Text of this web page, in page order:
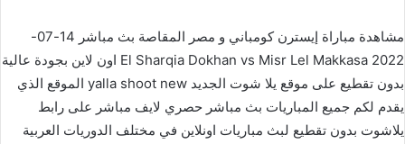
مشاهدة مباراة إيسترن كومباني و مصر المقاصة بث مباشر 14-07-
2022 El Sharqia Dokhan vs Misr Lel Makkasa اون لاين بجودة عالية
بدون تقطيع على موقع يلا شوت الجديد yalla shoot new الموقع الذي
يقدم لكم جميع المباريات بث مباشر حصري لايف مباشر على رابط
يلاشوت بدون تقطيع لبث مباريات اونلاين في مختلف الدوريات العربية